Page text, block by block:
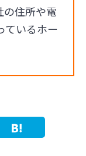
の住所や電
ているホー